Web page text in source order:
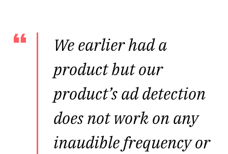
We earlier had a
product but our
product’s ad detection
does not work on any
inaudible frequency or